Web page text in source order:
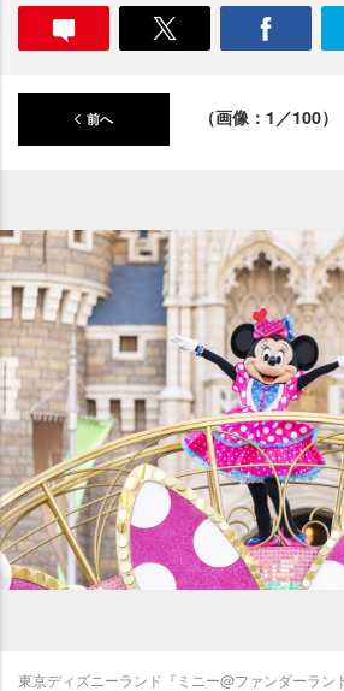
前へ （画像：1／100）
東京ディズニーランド『ミニー@ファンダーラン